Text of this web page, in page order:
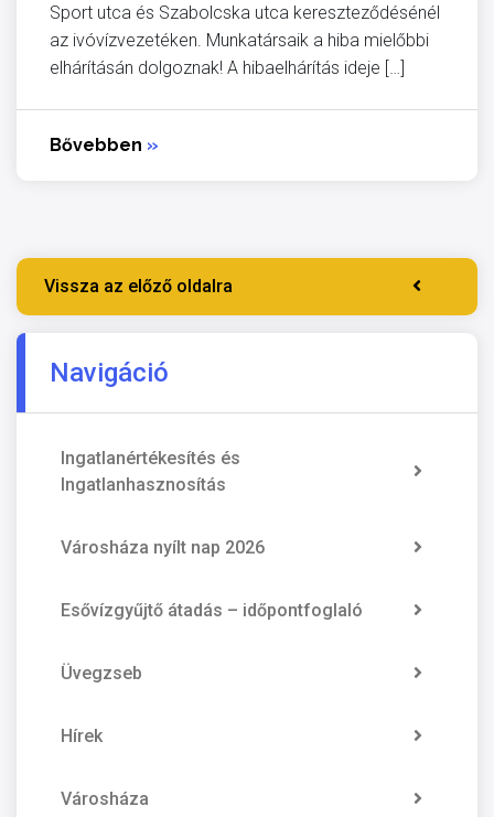
Sport utca és Szabolcska utca kereszteződésénél
az ivóvízvezetéken. Munkatársaik a hiba mielőbbi
elhárításán dolgoznak! A hibaelhárítás ideje […]
Bővebben »
Vissza az előző oldalra
Navigáció
Ingatlanértékesítés és
Ingatlanhasznosítás
Városháza nyílt nap 2026
Esővízgyűjtő átadás – időpontfoglaló
Üvegzseb
Hírek
Városháza